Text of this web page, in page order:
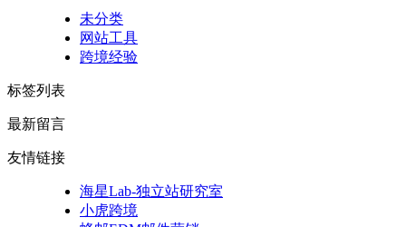
未分类
网站工具
跨境经验
标签列表
最新留言
友情链接
海星Lab-独立站研究室
小虎跨境